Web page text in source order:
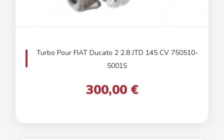
Turbo Pour FIAT Ducato 2 2.8 JTD 145 CV 750510-
5001S
300,00 €